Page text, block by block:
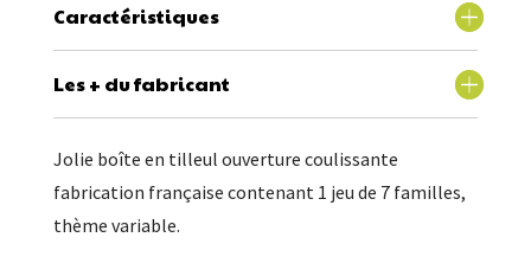
Caractéristiques
Les + du fabricant
Jolie boîte en tilleul ouverture coulissante
fabrication française contenant 1 jeu de 7 familles,
thème variable.